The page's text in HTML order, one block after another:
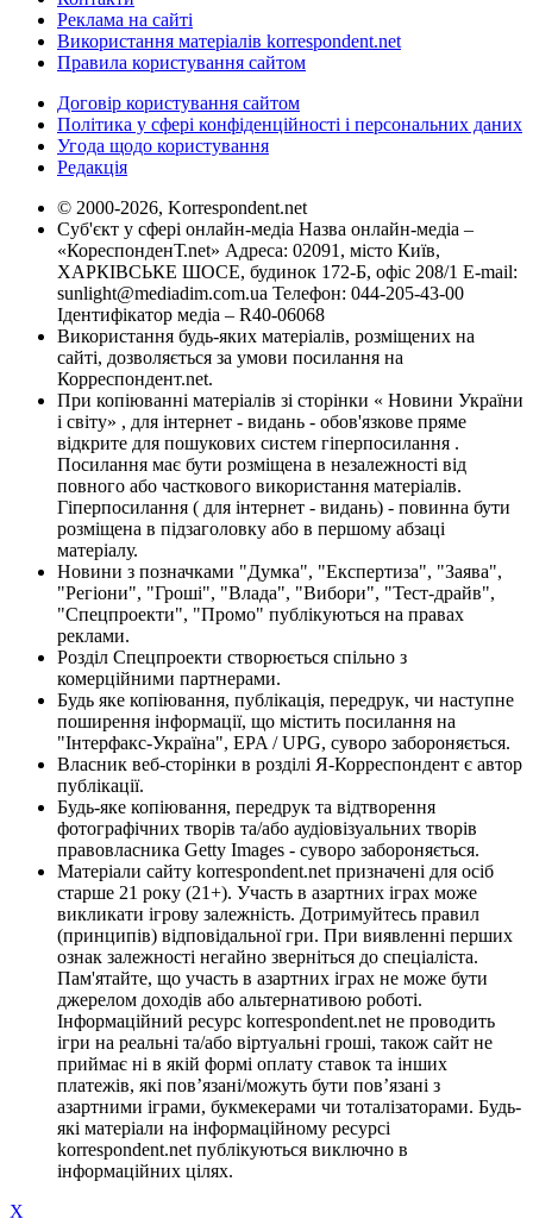
Реклама на сайті
Використання матеріалів korrespondent.net
Правила користування сайтом
Договір користування сайтом
Політика у сфері конфіденційності і персональних даних
Угода щодо користування
Редакція
© 2000-2026, Korrespondent.net
Суб'єкт у сфері онлайн-медіа Назва онлайн-медіа –
«КореспонденТ.net» Адреса: 02091, місто Київ,
ХАРКІВСЬКЕ ШОСЕ, будинок 172-Б, офіс 208/1 E-mail:
sunlight@mediadim.com.ua Телефон: 044-205-43-00
Ідентифікатор медіа – R40-06068
Використання будь-яких матеріалів, розміщених на
сайті, дозволяється за умови посилання на
Корреспондент.net.
При копіюванні матеріалів зі сторінки « Новини України
і світу» , для інтернет - видань - обов'язкове пряме
відкрите для пошукових систем гіперпосилання .
Посилання має бути розміщена в незалежності від
повного або часткового використання матеріалів.
Гіперпосилання ( для інтернет - видань) - повинна бути
розміщена в підзаголовку або в першому абзаці
матеріалу.
Новини з позначками "Думка", "Експертиза", "Заява",
"Регіони", "Гроші", "Влада", "Вибори", "Тест-драйв",
"Спецпроекти", "Промо" публікуються на правах
реклами.
Розділ Спецпроекти створюється спільно з
комерційними партнерами.
Будь яке копіювання, публікація, передрук, чи наступне
поширення інформації, що містить посилання на
"Інтерфакс-Україна", EPA / UPG, суворо забороняється.
Власник веб-сторінки в розділі Я-Корреспондент є автор
публікації.
Будь-яке копіювання, передрук та відтворення
фотографічних творів та/або аудіовізуальних творів
правовласника Getty Images - суворо забороняється.
Матеріали сайту korrespondent.net призначені для осіб
старше 21 року (21+). Участь в азартних іграх може
викликати ігрову залежність. Дотримуйтесь правил
(принципів) відповідальної гри. При виявленні перших
ознак залежності негайно зверніться до спеціаліста.
Пам'ятайте, що участь в азартних іграх не може бути
джерелом доходів або альтернативою роботі.
Інформаційний ресурс korrespondent.net не проводить
ігри на реальні та/або віртуальні гроші, також сайт не
приймає ні в якій формі оплату ставок та інших
платежів, які пов’язані/можуть бути пов’язані з
азартними іграми, букмекерами чи тоталізаторами. Будь-
які матеріали на інформаційному ресурсі
korrespondent.net публікуються виключно в
інформаційних цілях.
X